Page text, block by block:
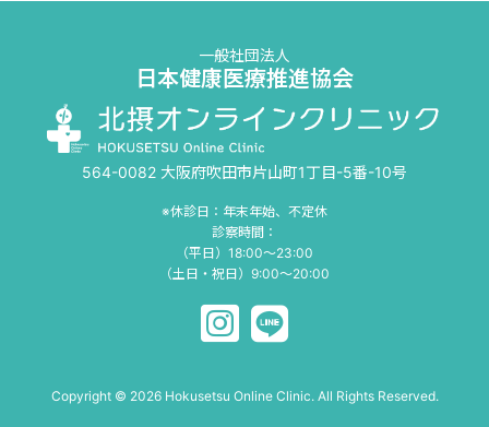
一般社団法人
日本健康医療推進協会
564-0082 大阪府吹田市片山町1丁目-5番-10号
※休診日：年末年始、不定休
診察時間：
（平日）18:00〜23:00
（土日・祝日）9:00〜20:00
Copyright © 2026 Hokusetsu Online Clinic. All Rights Reserved.